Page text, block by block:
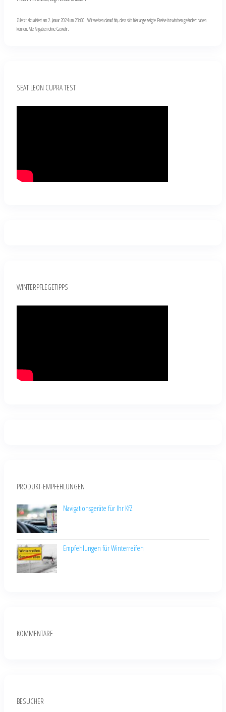
Zuletzt aktualisiert am 2. Januar 2024 um 23:00 . Wir weisen darauf hin, dass sich hier angezeigte Preise inzwischen geändert haben
können. Alle Angaben ohne Gewähr.
SEAT LEON CUPRA TEST
WINTERPFLEGETIPPS
PRODUKT-EMPFEHLUNGEN
Navigationsgeräte für Ihr KfZ
Empfehlungen für Winterreifen
KOMMENTARE
BESUCHER